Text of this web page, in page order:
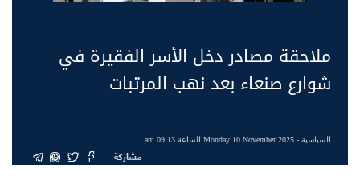
ملاحقة مصادر دخل الأسر الفقيرة في
شوارع صنعاء بعد نهب المرتبات
السياسية- Monday 10 November 2025 الساعة 09:13 am
مشاركة